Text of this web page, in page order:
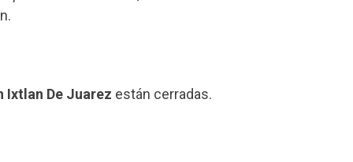
Ixtlan De Juarez están cerradas.